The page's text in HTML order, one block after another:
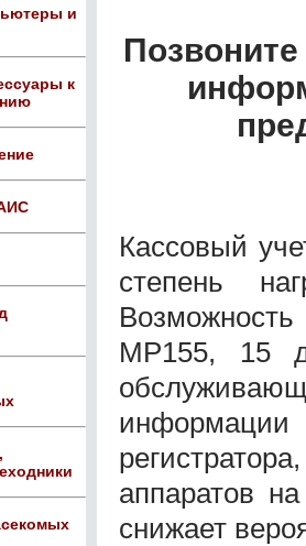
и
к
Кассовый
степень
MP155, 15
информации
аппаратов
снижает